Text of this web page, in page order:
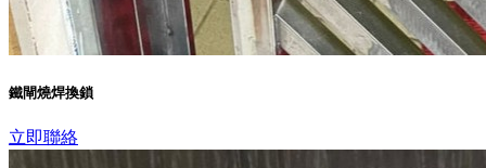
鐵閘燒焊換鎖
立即聯絡